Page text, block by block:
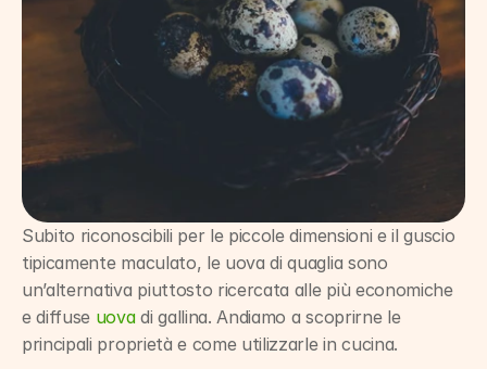
Subito riconoscibili per le piccole dimensioni e il guscio
tipicamente maculato, le uova di quaglia sono
un’alternativa piuttosto ricercata alle più economiche
e diffuse uova di gallina. Andiamo a scoprirne le
principali proprietà e come utilizzarle in cucina.